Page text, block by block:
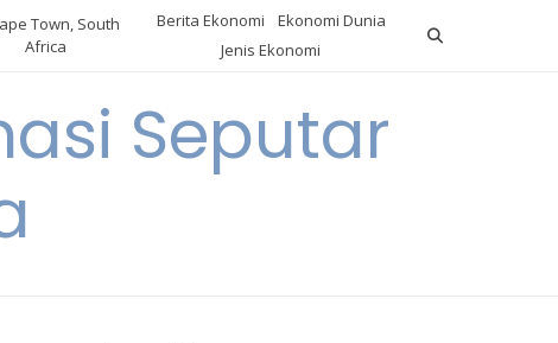
Town, South
Africa
Berita Ekonomi
Ekonomi Dunia
Jenis Ekonomi
Seputar